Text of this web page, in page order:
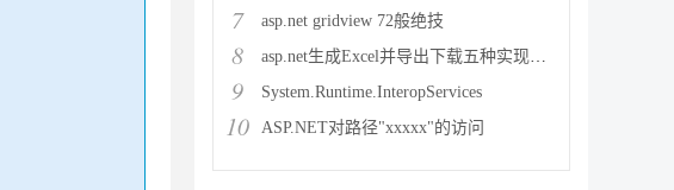
7 asp.net gridview 72般绝技
8 asp.net生成Excel并导出下载五种实现方法
9 System.Runtime.InteropServices
10 ASP.NET对路径"xxxxx"的访问